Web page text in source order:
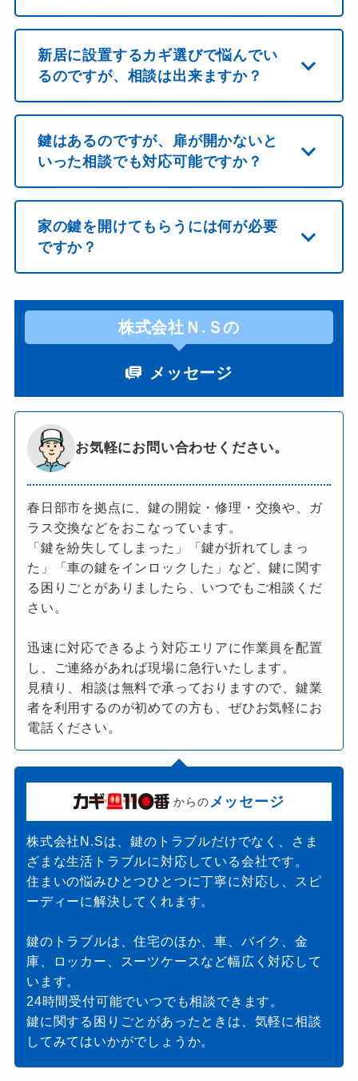
新居に設置するカギ選びで悩んでい
るのですが、相談は出来ますか？
鍵はあるのですが、扉が開かないと
いった相談でも対応可能ですか？
家の鍵を開けてもらうには何が必要
ですか？
株式会社Ｎ.Ｓの
メッセージ
お気軽にお問い合わせください。
春日部市を拠点に、鍵の開錠・修理・交換や、ガ
ラス交換などをおこなっています。
「鍵を紛失してしまった」「鍵が折れてしまっ
た」「車の鍵をインロックした」など、鍵に関す
る困りごとがありましたら、いつでもご相談くだ
さい。
迅速に対応できるよう対応エリアに作業員を配置
し、ご連絡があれば現場に急行いたします。
見積り、相談は無料で承っておりますので、鍵業
者を利用するのが初めての方も、ぜひお気軽にお
電話ください。
からの メッセージ
株式会社N.Sは、鍵のトラブルだけでなく、さま
ざまな生活トラブルに対応している会社です。
住まいの悩みひとつひとつに丁寧に対応し、スピ
ーディーに解決してくれます。
鍵のトラブルは、住宅のほか、車、バイク、金
庫、ロッカー、スーツケースなど幅広く対応して
います。
24時間受付可能でいつでも相談できます。
鍵に関する困りごとがあったときは、気軽に相談
してみてはいかがでしょうか。